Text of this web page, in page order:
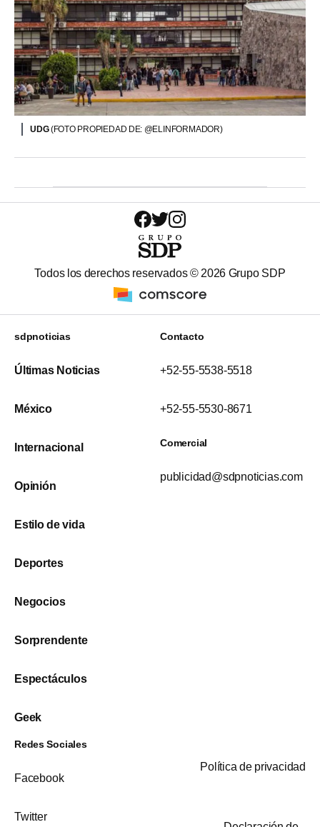
UDG(FOTO PROPIEDAD DE: @ELINFORMADOR)
Todos los derechos reservados © 2026 Grupo SDP
sdpnoticias
Últimas Noticias
México
Internacional
Opinión
Estilo de vida
Deportes
Negocios
Sorprendente
Espectáculos
Geek
Contacto
+52-55-5538-5518
+52-55-5530-8671
Comercial
publicidad@sdpnoticias.com
Redes Sociales
Facebook
Twitter
Política de privacidad